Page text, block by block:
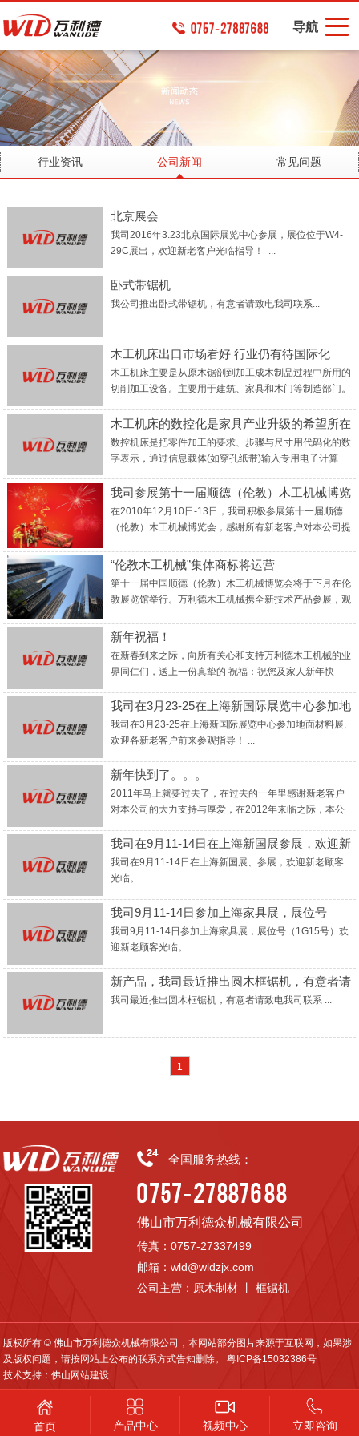
导航
行业资讯 公司新闻 常见问题
北京展会
我司2016年3.23北京国际展览中心参展，展位位于W4-
29C展出，欢迎新老客户光临指导！ ...
卧式带锯机
我公司推出卧式带锯机，有意者请致电我司联系...
木工机床出口市场看好 行业仍有待国际化
木工机床主要是从原木锯剖到加工成木制品过程中所用的
切削加工设备。主要用于建筑、家具和木门等制造部门。
床、木工钻床、开榫机、榫槽机、木工砂光机，以及修
整、刃磨木工刀具的辅机等。 ...
木工机床的数控化是家具产业升级的希望所在
数控机床是把零件加工的要求、步骤与尺寸用代码化的数
字表示，通过信息载体(如穿孔纸带)输入专用电子计算
作，按图纸要求自动把零件加工出来。它不仅能进行程序
控制和辅助功能的控制，而且能进行坐标控制...
我司参展第十一届顺德（伦教）木工机械博览
会
在2010年12月10日-13日，我司积极参展第十一届顺德
（伦教）木工机械博览会，感谢所有新老客户对本公司提
“伦教木工机械”集体商标将运营
第十一届中国顺德（伦教）木工机械博览会将于下月在伦
教展览馆举行。万利德木工机械携全新技术产品参展，观
全——让生产更便利”为主题，将通过一大批数控化的新
新年祝福！
在新春到来之际，向所有关心和支持万利德木工机械的业
界同仁们，送上一份真挚的 祝福：祝您及家人新年快
我司在3月23-25在上海新国际展览中心参加地
面材料展
我司在3月23-25在上海新国际展览中心参加地面材料展,
欢迎各新老客户前来参观指导！ ...
新年快到了。。。
2011年马上就要过去了，在过去的一年里感谢新老客户
对本公司的大力支持与厚爱，在2012年来临之际，本公
广进！家庭幸福！ ...
我司在9月11-14日在上海新国展参展，欢迎新
老顾客光临
我司在9月11-14日在上海新国展、参展，欢迎新老顾客
光临。 ...
我司9月11-14日参加上海家具展，展位号
（1G15号）欢迎新老…
我司9月11-14日参加上海家具展，展位号（1G15号）欢
迎新老顾客光临。 ...
新产品，我司最近推出圆木框锯机，有意者请
致电我司联系…
我司最近推出圆木框锯机，有意者请致电我司联系 ...
1
全国服务热线：
佛山市万利德众机械有限公司
传真：0757-27337499
邮箱：wld@wldzjx.com
公司主营：原木制材 丨 框锯机
版权所有 © 佛山市万利德众机械有限公司，本网站部分图片来源于互联网，如果涉
及版权问题，请按网站上公布的联系方式告知删除。粤ICP备15032386号
技术支持：佛山网站建设
首页 产品中心 视频中心 立即咨询